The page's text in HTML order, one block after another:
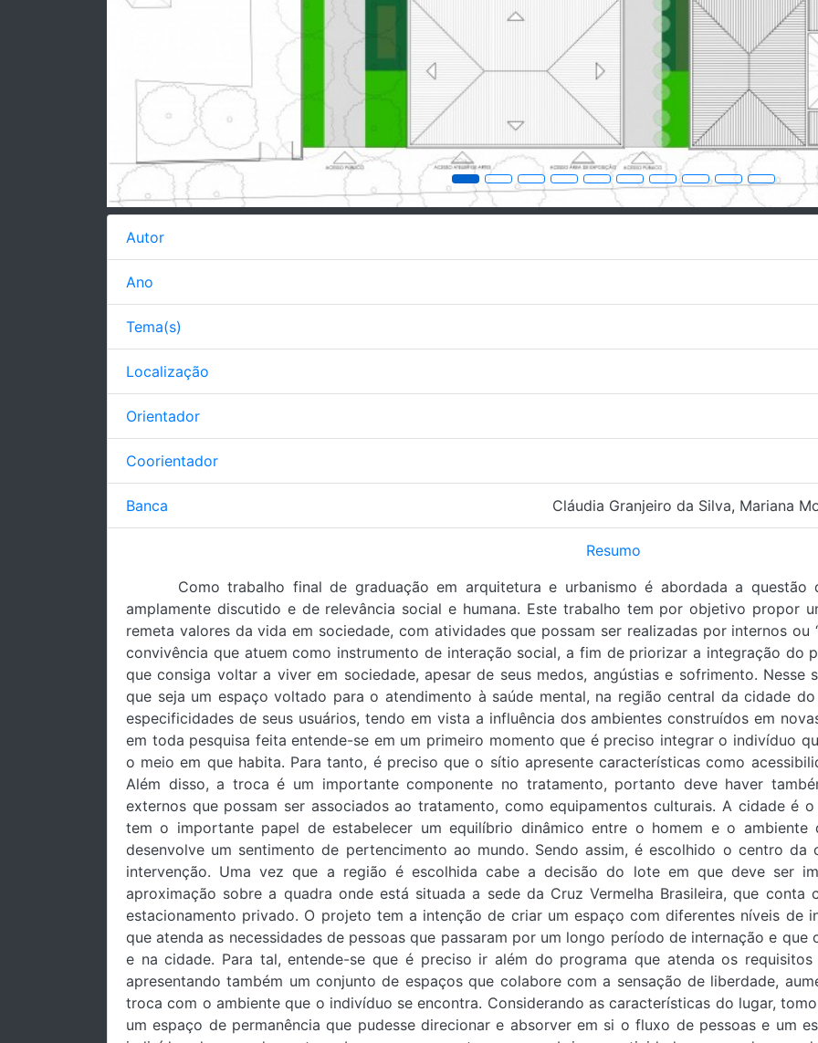
Autor
Ano
Tema(s)
Localização
Orientador
Coorientador
Banca Cláudia Granjeiro da Silva, Mariana
Resumo
Como trabalho final de graduação em arquitetura e urbanismo é abordada a questão
amplamente discutido e de relevância social e humana. Este trabalho tem por objetivo propor
remeta valores da vida em sociedade, com atividades que possam ser realizadas por internos ou
convivência que atuem como instrumento de interação social, a fim de priorizar a integração do
que consiga voltar a viver em sociedade, apesar de seus medos, angústias e sofrimento.
que seja um espaço voltado para o atendimento à saúde mental, na região central da cidade
especificidades de seus usuários, tendo em vista a influência dos ambientes construídos em
em toda pesquisa feita entende-se em um primeiro momento que é preciso integrar o indivíduo
o meio em que habita. Para tanto, é preciso que o sítio apresente características como
Além disso, a troca é um importante componente no tratamento, portanto deve haver
externos que possam ser associados ao tratamento, como equipamentos culturais. A cidade é
tem o importante papel de estabelecer um equilíbrio dinâmico entre o homem e o
desenvolve um sentimento de pertencimento ao mundo. Sendo assim, é escolhido o centro
intervenção. Uma vez que a região é escolhida cabe a decisão do lote em que deve ser
aproximação sobre a quadra onde está situada a sede da Cruz Vermelha Brasileira, que conta
estacionamento privado. O projeto tem a intenção de criar um espaço com diferentes níveis de
que atenda as necessidades de pessoas que passaram por um longo período de internação e
e na cidade. Para tal, entende-se que é preciso ir além do programa que atenda os
apresentando também um conjunto de espaços que colabore com a sensação de liberdade,
troca com o ambiente que o indivíduo se encontra. Considerando as características do lugar,
um espaço de permanência que pudesse direcionar e absorver em si o fluxo de pessoas e um